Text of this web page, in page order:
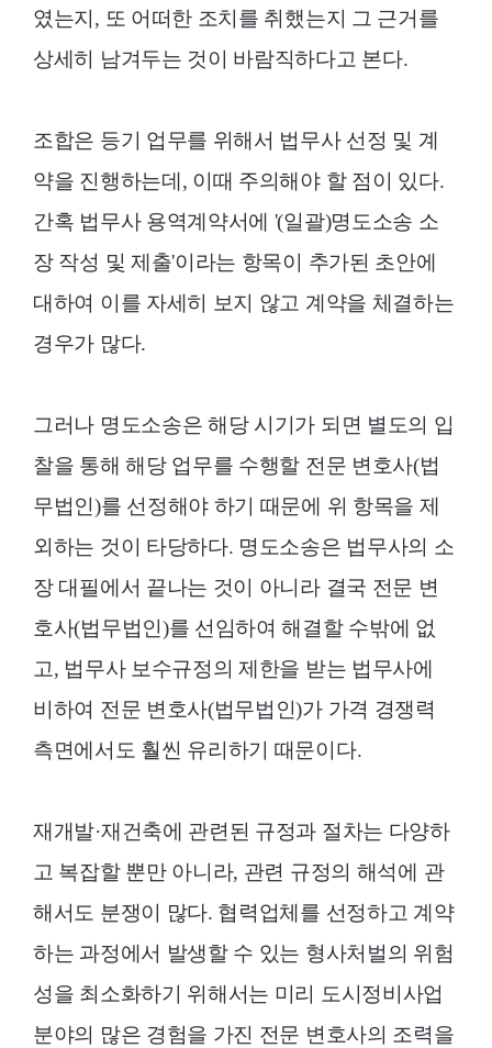
였는지, 또 어떠한 조치를 취했는지 그 근거를
상세히 남겨두는 것이 바람직하다고 본다.
조합은 등기 업무를 위해서 법무사 선정 및 계
약을 진행하는데, 이때 주의해야 할 점이 있다.
간혹 법무사 용역계약서에 '(일괄)명도소송 소
장 작성 및 제출'이라는 항목이 추가된 초안에
대하여 이를 자세히 보지 않고 계약을 체결하는
경우가 많다.
그러나 명도소송은 해당 시기가 되면 별도의 입
찰을 통해 해당 업무를 수행할 전문 변호사(법
무법인)를 선정해야 하기 때문에 위 항목을 제
외하는 것이 타당하다. 명도소송은 법무사의 소
장 대필에서 끝나는 것이 아니라 결국 전문 변
호사(법무법인)를 선임하여 해결할 수밖에 없
고, 법무사 보수규정의 제한을 받는 법무사에
비하여 전문 변호사(법무법인)가 가격 경쟁력
측면에서도 훨씬 유리하기 때문이다.
재개발·재건축에 관련된 규정과 절차는 다양하
고 복잡할 뿐만 아니라, 관련 규정의 해석에 관
해서도 분쟁이 많다. 협력업체를 선정하고 계약
하는 과정에서 발생할 수 있는 형사처벌의 위험
성을 최소화하기 위해서는 미리 도시정비사업
분야의 많은 경험을 가진 전문 변호사의 조력을